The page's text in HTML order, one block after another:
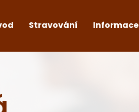
Stravování Informace